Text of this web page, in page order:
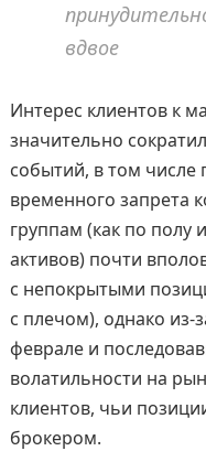
вдвое
Интерес клиентов к
значительно
событий, в том
временного запрета
группам (как по полу
активов) почти
с непокрытыми
с плечом), однако из-
феврале и
волатильности на
клиентов, чьи
брокером.